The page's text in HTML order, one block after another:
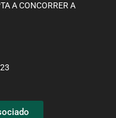
A CONCORRER A